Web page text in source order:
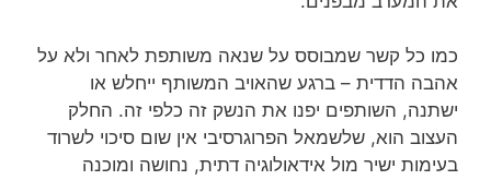
כמו כל קשר שמבוסס על שנאה משותפת לאחר ולא על
אהבה הדדית – ברגע שהאויב המשותף ייחלש או
ישתנה, השותפים יפנו את הנשק זה כלפי זה. החלק
העצוב הוא, שלשמאל הפרוגרסיבי אין שום סיכוי לשרוד
בעימות ישיר מול אידאולוגיה דתית, נחושה ומוכנה